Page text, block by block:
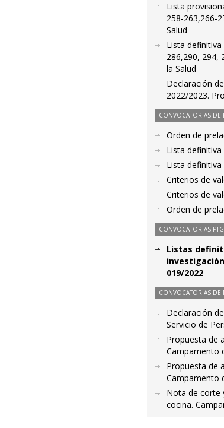
Lista
258-263,266-
Salud
Lista definitiva
286,290, 294,
la Salud
Declaración
2022/2023.
CONVOCATORIAS DE
Orden de
Lista
Lista
Criterios de
Criterios de
Orden de
CONVOCATORIAS
Listas
019/2022
CONVOCATORIAS DE
Declaración
Servicio de
Propuesta de
Campamento
Propuesta de
Campamento
Nota de corte
cocina.